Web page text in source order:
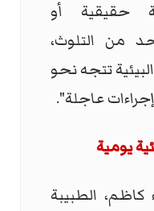
حقيقية أو
من التلوث،
تتجه نحو
عاجلة".
يومية
الطبيبة